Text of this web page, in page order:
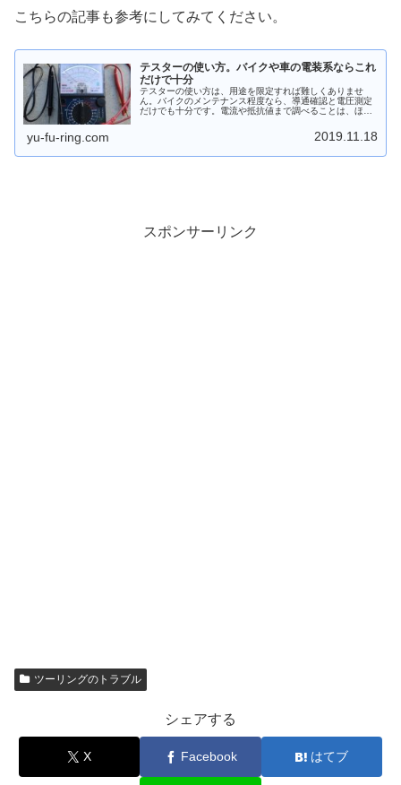
こちらの記事も参考にしてみてください。
テスターの使い方。バイクや車の電装系ならこれ
だけで十分
テスターの使い方は、用途を限定すれば難しくありませ
ん。バイクのメンテナンス程度なら、導通確認と電圧測定
だけでも十分です。電流や抵抗値まで調べることは、ほと
yu-fu-ring.com 2019.11.18
スポンサーリンク
ツーリングのトラブル
シェアする
X Facebook はてブ